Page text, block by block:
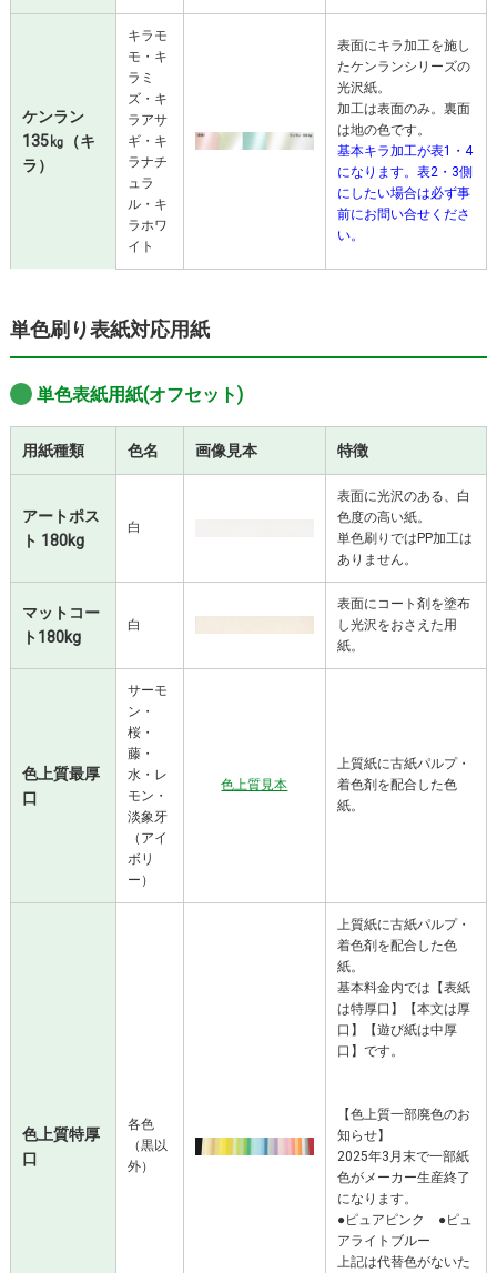
ケンラン
135㎏（キ
ラ）
キラモ
モ・キ
ラミ
ズ・キ
ラアサ
ギ・キ
ラナチ
ュラ
ル・キ
ラホワ
イト
表面にキラ加工を施し
たケンランシリーズの
光沢紙。
加工は表面のみ。裏面
は地の色です。
基本キラ加工が表1・4
になります。表2・3側
にしたい場合は必ず事
前にお問い合せくださ
い。
単色刷り表紙対応用紙
単色表紙用紙(オフセット)
用紙種類 色名 画像見本 特徴
アートポス
ト 180kg
白
表面に光沢のある、白
色度の高い紙。
単色刷りではPP加工は
ありません。
マットコー
ト180kg
白
表面にコート剤を塗布
し光沢をおさえた用
紙。
色上質最厚
口
サーモ
ン・
桜・
藤・
水・レ
モン・
淡象牙
（アイ
ボリ
ー）
色上質見本
上質紙に古紙パルプ・
着色剤を配合した色
紙。
色上質特厚
口
各色
（黒以
外）
上質紙に古紙パルプ・
着色剤を配合した色
紙。
基本料金内では【表紙
は特厚口】【本文は厚
口】【遊び紙は中厚
口】です。
【色上質一部廃色のお
知らせ】
2025年3月末で一部紙
色がメーカー生産終了
になります。
●ピュアピンク ●ピュ
アライトブルー
上記は代替色がないた